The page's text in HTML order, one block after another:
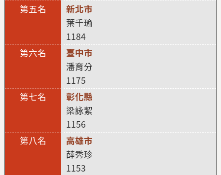
新北市
葉千瑜
1184
臺中市
潘育分
1175
彰化縣
梁詠絜
1156
高雄市
薛秀珍
1153